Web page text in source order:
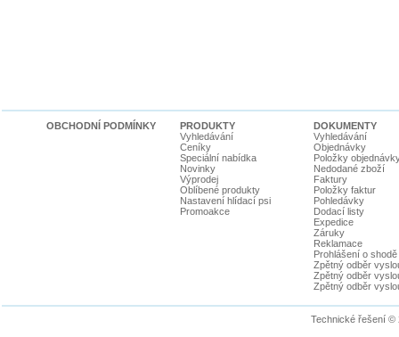
OBCHODNÍ PODMÍNKY
PRODUKTY
Vyhledávání
Ceníky
Speciální nabídka
Novinky
Výprodej
Oblíbené produkty
Nastavení hlídací psi
Promoakce
DOKUMENTY
Vyhledávání
Objednávky
Položky
Nedodané zboží
Faktury
Položky faktur
Pohledávky
Dodací listy
Expedice
Záruky
Reklamace
Prohlášení o shodě
Zpětný odběr
Zpětný odběr
Zpětný odběr
Technické řešení ©